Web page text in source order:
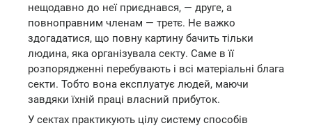
нещодавно до неї приєднався, — друге, а
повноправним членам — третє. Не важко
здогадатися, що повну картину бачить тільки
людина, яка організувала секту. Саме в її
розпорядженні перебувають і всі матеріальні блага
секти. Тобто вона експлуатує людей, маючи
завдяки їхній праці власний прибуток.
У сектах практикують цілу систему способів